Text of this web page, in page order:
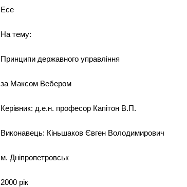
Есе
На тему:
Принципи державного управління
за Максом Вебером
Керівник: д.е.н. професор Капітон В.П.
Виконавець: Кіньшаков Євген Володимирович
м. Дніпропетровськ
2000 рік